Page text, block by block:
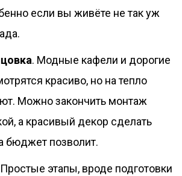
если вы живёте не так уж
. Модные кафели и дорогие
красиво, но на тепло
Можно закончить монтаж
а красивый декор сделать
бюджет позволит.
этапы, вроде подготовки